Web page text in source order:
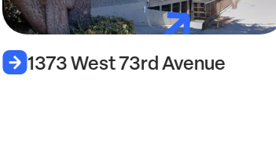
1373 West 73rd Avenue